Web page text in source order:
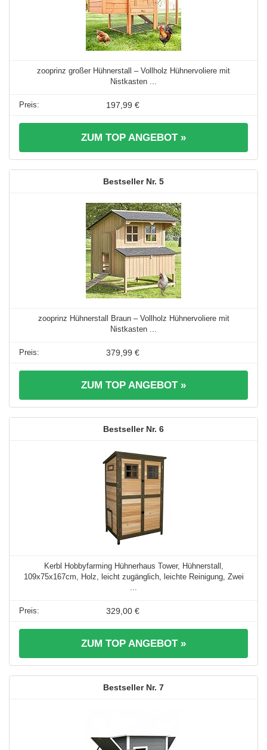
zooprinz großer Hühnerstall – Vollholz Hühnervoliere mit
Nistkasten ...
197,99 €
ZUM TOP ANGEBOT »
5
zooprinz Hühnerstall Braun – Vollholz Hühnervoliere mit
Nistkasten ...
379,99 €
ZUM TOP ANGEBOT »
6
Kerbl Hobbyfarming Hühnerhaus Tower, Hühnerstall,
109x75x167cm, Holz, leicht zugänglich, leichte Reinigung, Zwei
...
329,00 €
ZUM TOP ANGEBOT »
7